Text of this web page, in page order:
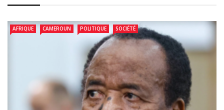
AFRIQUE CAMEROUN POLITIQUE SOCIÉTÉ